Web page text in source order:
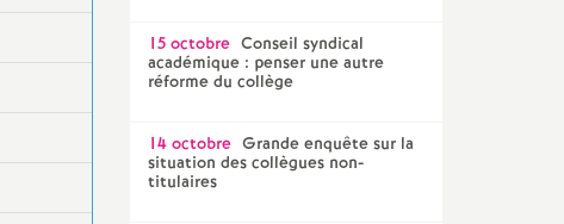
15 octobre Conseil syndical
académique : penser une autre
réforme du collège
14 octobre Grande enquête sur la
situation des collègues non-
titulaires